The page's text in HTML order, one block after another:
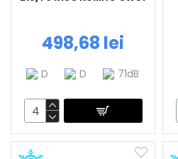
498,68 lei
D D 71dB